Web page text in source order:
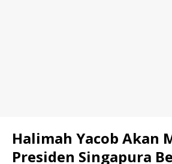
Halimah Yacob Akan
Presiden Singapura